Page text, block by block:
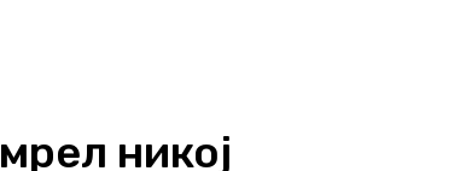
никој